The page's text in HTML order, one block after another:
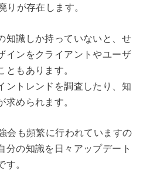
りが存在します。
知識しか持っていないと、せ
インをクライアントやユーザ
ともあります。
ントレンドを調査したり、知
求められます。
会も頻繁に行われていますの
分の知識を日々アップデート
す。